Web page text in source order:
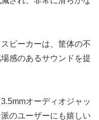
ピーカーは、筐体の不
感のあるサウンドを提
オーディオジャッ
のユーザーにも嬉しい